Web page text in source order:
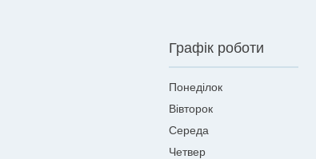
Графік роботи
Понеділок
Вівторок
Середа
Четвер